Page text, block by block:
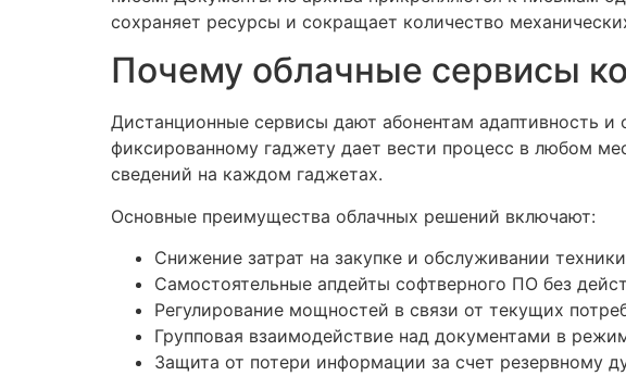
сохраняет ресурсы и сокращает количество
Почему облачные сервисы
Дистанционные сервисы дают абонентам адаптивность
фиксированному гаджету дает вести процесс в любом
сведений на каждом гаджетах.
Основные преимущества облачных решений включают:
Снижение затрат на закупке и обслуживании
Самостоятельные апдейты софтверного ПО без
Регулирование мощностей в связи от текущих
Групповая взаимодействие над документами в
Защита от потери информации за счет резервному